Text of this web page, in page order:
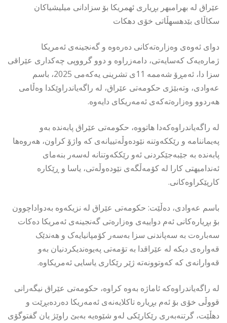
عێراق له بهرامبهر بڕیاری ئهمریكا بۆ سزادانی میلیشیاكان
سكاڵای بێدهسهڵاتی خۆی دهكات
دوای ئەوەی وەزارەتەکانی دەرەوە و گەنجینەی ئەمریکا
ژمارەیەک کەسایەتی، دامەزراوە و دوو گرووپی چەکداری عێراقی
سزا دا، ئەمڕۆ شەممە 11ی تشرینی یەکەمی 2025، باسم
عەوادی، وتەبێژی حکومەتی عێراق، لە راگەیاندراوێکدا وەڵامی
هەردوو وەزارەتەکەی ئەمەریکای دایەوە.
لە راگەیاندراوەکەدا هاتووە، حکومەتی عێراق پابەندە بەو
پەیماننامە و رێککەوتنە نێودەوڵەتییانەی کە واژۆ کراون، هەروەها
پابەندە بە جێبەجێکردنی ئەو رێککەوتنانە لەسەر بنەمای
ئەندامیهتی کارا لە کۆمەڵگەی نێودەوڵەتی، یاسا و ڕێکارە
کارپێکراوەکانی.
باسم عەوادی، دەڵێت: حکومەتی عێراق لە نزیکەوە بەدواداچوون
بۆ بڕیارەکانی ئەم دواییەی وەزارەتی گەنجینەی ئەمریکا دەکات
سەبارەت بە سەپاندنی سزا بەسەر کۆمپانیایەک و هەندێک
قەوارەی دیکە لە عێراقدا بە تۆمەتی پەیوەندیکردنیان بەو
قەوارانەی کە کەوتوونەتە ژێر رێکاری یاسایی ئەمریکاوە.
لە راگەیاندراوەکە ئاماژە بەوە کراوە، حکومەتی عێراق نیگەرانی
قووڵی خۆی بۆ ئەم بڕیاره تاکلایەنەی ئەمەریکا دەردەبڕێت و
دهڵێت، گرتنەبەری رێکارێکی لەو شێوەیە بەبێ راوێژ یان گفتوگۆی